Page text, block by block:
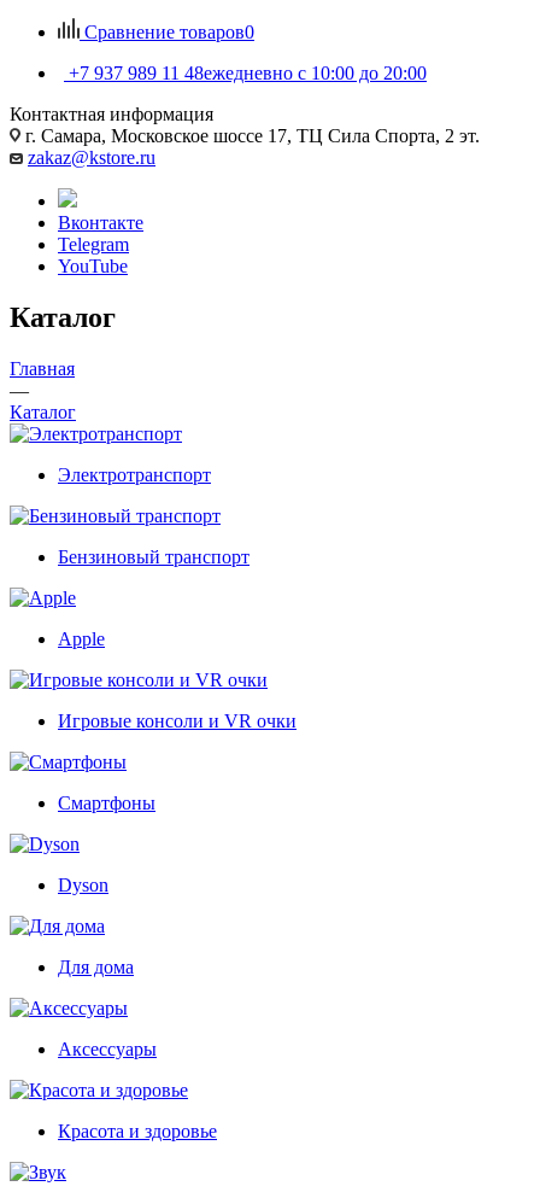
Сравнение товаров0
+7 937 989 11 48ежедневно с 10:00 до 20:00
Контактная информация
г. Самара, Московское шоссе 17, ТЦ Сила Спорта, 2 эт.
zakaz@kstore.ru
Вконтакте
Telegram
YouTube
Каталог
Главная
—
Каталог
Электротранспорт
Бензиновый транспорт
Apple
Игровые консоли и VR очки
Смартфоны
Dyson
Для дома
Аксессуары
Красота и здоровье